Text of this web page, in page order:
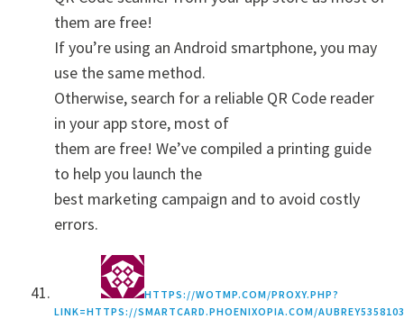
them are free!
If you’re using an Android smartphone, you may
use the same method.
Otherwise, search for a reliable QR Code reader
in your app store, most of
them are free! We’ve compiled a printing guide
to help you launch the
best marketing campaign and to avoid costly
errors.
HTTPS://WOTMP.COM/PROXY.PHP?
LINK=HTTPS://SMARTCARD.PHOENIXOPIA.COM/